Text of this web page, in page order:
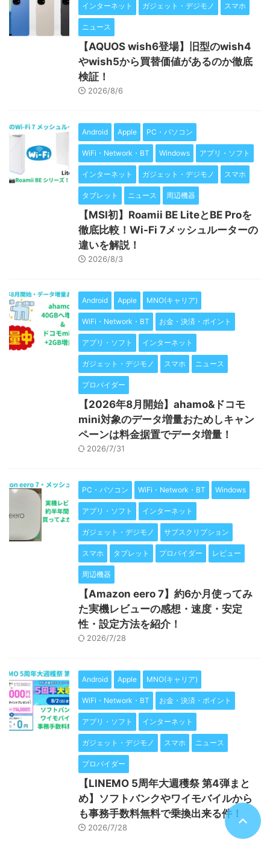
インターネット ガジェット・デジモノ スマホ
ニュース
【AQUOS wish6登場】旧型のwish4
やwish5から買替価値があるのか徹底
検証！
2026/8/6
Android Apple PC・パソコン
WiFi・Network・BT Windows アプリ・ソフト
インターネット ガジェット・デジモノ スマホ
タブレット ニュース 周辺機器
【MSI初】Roamii BE LiteとBE Proを
徹底比較！Wi-Fi 7メッシュルーターの
違いを解説！
2026/8/3
Android Apple MNO(キャリア)
WiFi・Network・BT お金・決済・ポイント
アプリ・ソフト インターネット
ガジェット・デジモノ スマホ ニュース
プロバイダー
【2026年8月開始】ahamo&ドコモ
mini対象のデータ増量おためしキャン
ペーンは料金据置でデータ増量！
2026/7/31
PC・パソコン WiFi・Network・BT Windows
アプリ・ソフト インターネット
ガジェット・デジモノ サブスクリプション
スマホ タブレット プロバイダー レビュー
周辺機器
【Amazon eero 7】約6か月使ってみ
た実機レビューの感想・速度・安定
性・設定方法を紹介！
2026/7/28
Android Apple MNO(キャリア)
WiFi・Network・BT お金・決済・ポイント
アプリ・ソフト インターネット
ガジェット・デジモノ スマホ ニュース
プロバイダー
【LINEMO 5周年大週穫祭 第4弾まと
め】ソフトバンクやワイモバイルから
も事務手数料無料で乗換出来る件！
2026/7/28